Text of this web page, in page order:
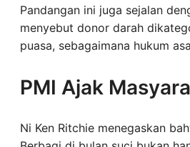
Pandangan ini juga sejalan
menyebut donor darah
puasa, sebagaimana hukum
PMI Ajak
Ni Ken Ritchie menegaskan